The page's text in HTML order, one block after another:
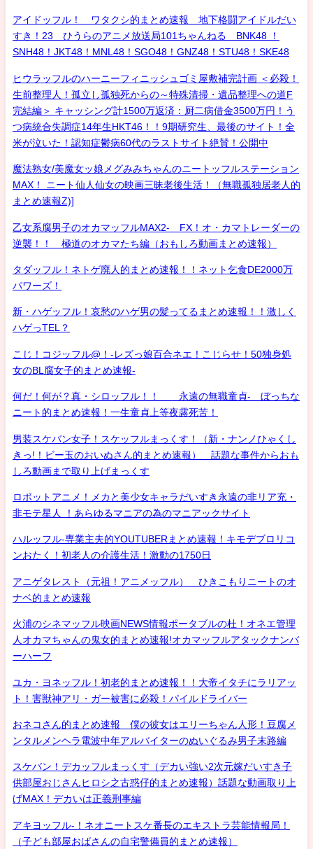
アイドッフル！ ワタクシ的まとめ速報 地下格闘アイドルだい
すき！23 ひうらのアニメ放送局101ちゃんねる BNK48 ！
SNH48！JKT48！MNL48！SGO48！GNZ48！STU48！SKE48
ヒウラッフルのハーニーフィニッシュゴミ屋敷補完計画 ＜必殺！
生前整理人！孤立し孤独死からの～特殊清掃・遺品整理への道F
完結編＞ キャッシング計1500万返済：厨二病借金3500万円！う
つ病統合失調症14年生HKT46！！9期研究生、最後のサイト！全
米が泣いた！認知症鬱病60代のラストサイト絶賛！公開中
魔法熟女/美魔女ッ娘メグみみちゃんのニートッフルステーション
MAX！ ニート仙人仙女の映画三昧老後生活！（無職孤独居老人的
まとめ速報Z)]
乙女系腐男子のオカマッフルMAX2- FX！オ・カマトレーダーの
逆襲！！ 極道のオカマたち編（おもしろ動画まとめ速報）
タダッフル！ネトゲ廃人的まとめ速報！！ネット乞食DE2000万
パワーズ！
新・ハゲッフル！哀愁のハゲ男の髪ってるまとめ速報！！激しく
ハゲっTEL？
こじ！コジッフル@！-レズっ娘百合ネエ！こじらせ！50独身処
女のBL腐女子的まとめ速報-
何だ！何が？真・シロッフル！！ 永遠の無職童貞- ぼっちな
ニート的まとめ速報！一生童貞上等夜露死苦！
男装スケバン女子！スケッフルまっくす！（新・ナンノひゃくし
きっ!！ビー玉のおいぬさん的まとめ速報） 話題な事件からおも
しろ動画まで取り上げまっくす
ロボットアニメ！メカと美少女キャラだいすき永遠の非リア充・
非モテ星人 ！あらゆるマニアの為のマニアックサイト
ハルッフル-専業主夫的YOUTUBERまとめ速報！キモデブロリコ
ンおたく！初老人の介護生活！激動の1750日
アニゲタレスト（元祖！アニメッフル） ひきこもりニートのオ
ナベ的まとめ速報
火浦のシネマッフル映画NEWS情報ポータブルの杜！オネエ管理
人オカマちゃんの鬼女的まとめ速報!オカマッフルアタックナンバ
ーハーフ
ユカ・ヨネッフル！初老的まとめ速報！！大帝イタチにラリアッ
ト！害獣神アリ・ガー被害に必殺！パイルドライバー
おネコさん的まとめ速報 僕の彼女はエリーちゃん人形！豆腐メ
ンタルメンヘラ電波中年アルバイターのぬいぐるみ男子末路編
スケバン！デカッフルまっくす（デカい強い2次元嫁だいすき子
供部屋おじさんヒロシ之古惑仔的まとめ速報）話題な動画取り上
げMAX！デカいは正義刑事編
アキヨッフル-！ネオニートスケ番長のエキストラ芸能情報局！
（子ども部屋おばさんの自宅警備員的まとめ速報）